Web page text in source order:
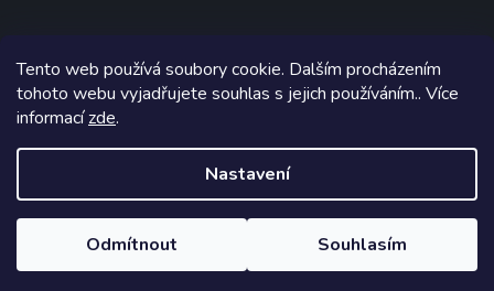
Tento web používá soubory cookie. Dalším procházením
tohoto webu vyjadřujete souhlas s jejich používáním.. Více
informacízde.
Nastavení
Odmítnout Souhlasím
Copyright 2026Elektro Klesný s.r.o.. Všechna práva vyhrazena.
Grafický návrh vytvořil a na Shoptet implementoval
Shoptetak.cz.
Vytvořil Shoptet